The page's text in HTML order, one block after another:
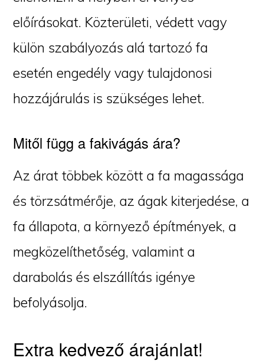
előírásokat. Közterületi, védett vagy
külön szabályozás alá tartozó fa
esetén engedély vagy tulajdonosi
hozzájárulás is szükséges lehet.
Mitől függ a fakivágás ára?
Az árat többek között a fa magassága
és törzsátmérője, az ágak kiterjedése, a
fa állapota, a környező építmények, a
megközelíthetőség, valamint a
darabolás és elszállítás igénye
befolyásolja.
Extra kedvező árajánlat!